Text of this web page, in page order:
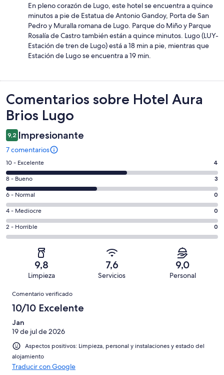
En pleno corazón de Lugo, este hotel se encuentra a quince
minutos a pie de Estatua de Antonio Gandoy, Porta de San
Pedro y Muralla romana de Lugo. Parque do Miño y Parque
Rosalía de Castro también están a quince minutos. Lugo (LUY-
Estación de tren de Lugo) está a 18 min a pie, mientras que
Estación de Lugo se encuentra a 19 min.
Comentarios
Comentarios sobre Hotel Aura
Brios Lugo
9,2 Impresionante
7 comentarios
4
comentarios
de
un
total
de
7
con
puntuación
10 - Excelente 4
3
comentarios
de
un
total
de
puntuación
8 - Bueno 3
0
comentarios
de
un
total
puntuación
Normal
6 - Normal 0
0
comentarios
de
una
puntuación
Mediocre
4 - Mediocre 0
0
comentarios
una
puntuación
de
Horrible
2 - Horrible 0
9,8
Limpieza
7,6
Servicios
9,0
Personal
Comentarios
Comentario verificado
10/10 Excelente
Jan
19 de jul de 2026
Aspectos positivos: Limpieza, personal y instalaciones y estado del
alojamiento
Traducir con Google